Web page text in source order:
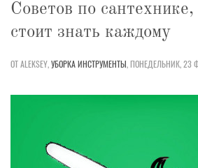
Советов по
стоит знать каждому
ОТ ALEKSEY,УБОРКАИНСТРУМЕНТЫ,ПОНЕДЕЛЬНИК, 23